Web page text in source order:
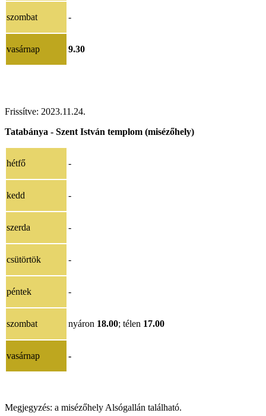
szombat -
vasárnap 9.30
Frissítve: 2023.11.24.
Tatabánya - Szent István templom (misézőhely)
hétfő -
kedd -
szerda -
csütörtök -
péntek -
szombat nyáron 18.00; télen 17.00
vasárnap -
Megjegyzés: a misézőhely Alsógallán található.